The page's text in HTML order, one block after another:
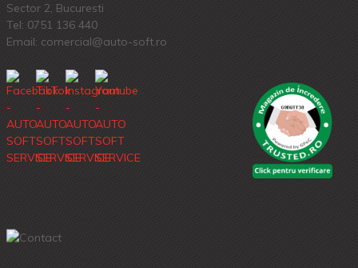
Sector 2, Bucuresti
Tel: 0751 136 440
Email: comercial@auto-soft.ro